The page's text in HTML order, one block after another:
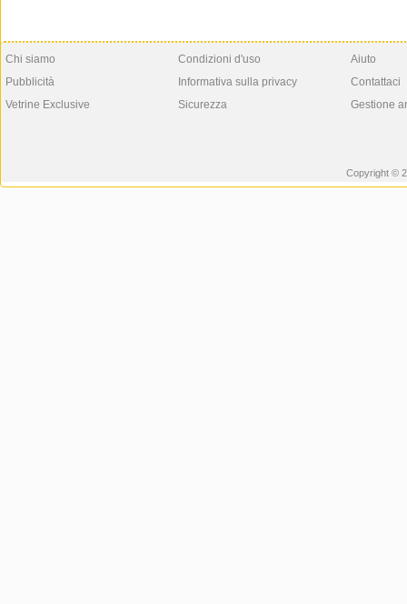
Chi siamo
Pubblicità
Vetrine Exclusive
Condizioni d'uso
Informativa sulla privacy
Sicurezza
Aiuto
Contattaci
Gestione
Copyright ©